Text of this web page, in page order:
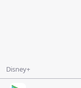
Disney+